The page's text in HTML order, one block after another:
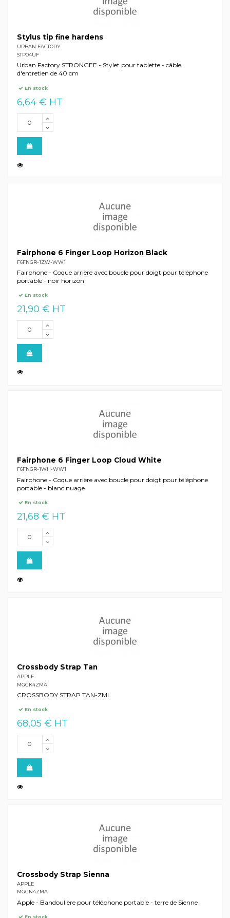
Stylus tip fine hardens
URBAN FACTORY
STP04UF
Urban Factory STRONGEE - Stylet pour tablette - câble
d'entretien de 40 cm
En stock
6,64 € HT
Fairphone 6 Finger Loop Horizon Black
F6FNGR-1ZW-WW1
Fairphone - Coque arrière avec boucle pour doigt pour téléphone
portable - noir horizon
En stock
21,90 € HT
Fairphone 6 Finger Loop Cloud White
F6FNGR-1WH-WW1
Fairphone - Coque arrière avec boucle pour doigt pour téléphone
portable - blanc nuage
En stock
21,68 € HT
Crossbody Strap Tan
APPLE
MGGK4ZMA
CROSSBODY STRAP TAN-ZML
En stock
68,05 € HT
Crossbody Strap Sienna
APPLE
MGGN4ZMA
Apple - Bandoulière pour téléphone portable - terre de Sienne
En stock